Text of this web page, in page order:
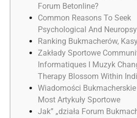
Forum Betonline?
Common Reasons To Seek
Psychological And
Ranking Bukmacherów,
Zakłady Sportowe
Informatiques I Muzyk
Therapy Blossom Within
Wiadomości Bukmacherskie
Most Artykuły Sportowe
Jak” „działa Forum